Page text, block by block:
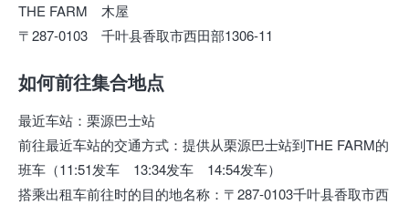
THE FARM 木屋
〒287-0103 千叶县香取市西田部1306-11
如何前往集合地点
最近车站 ： 栗源巴士站
前往最近车站的交通方式 ： 提供从栗源巴士站到THE FARM的
班车（11:51发车 13:34发车 14:54发车）
搭乘出租车前往时的目的地名称 ： 〒287-0103千叶县香取市西